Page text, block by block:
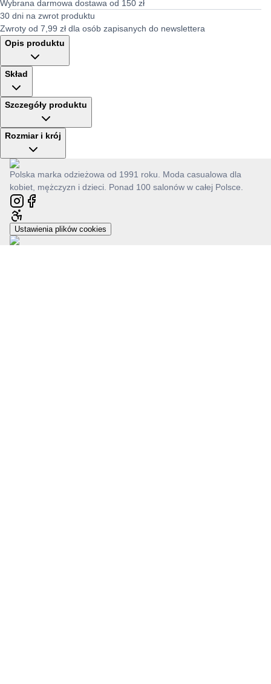
Wybrana darmowa dostawa od 150 zł
30 dni na zwrot produktu
Zwroty od 7,99 zł dla osób zapisanych do newslettera
Opis produktu
Skład
Szczegóły produktu
Rozmiar i krój
Polska marka odzieżowa od 1991 roku. Moda casualowa dla
kobiet, mężczyzn i dzieci. Ponad 100 salonów w całej Polsce.
Ustawienia plików cookies